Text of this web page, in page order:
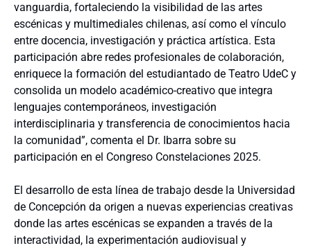
vanguardia, fortaleciendo la visibilidad de las artes
escénicas y multimediales chilenas, así como el vínculo
entre docencia, investigación y práctica artística. Esta
participación abre redes profesionales de colaboración,
enriquece la formación del estudiantado de Teatro UdeC y
consolida un modelo académico-creativo que integra
lenguajes contemporáneos, investigación
interdisciplinaria y transferencia de conocimientos hacia
la comunidad”, comenta el Dr. Ibarra sobre su
participación en el Congreso Constelaciones 2025.
El desarrollo de esta línea de trabajo desde la Universidad
de Concepción da origen a nuevas experiencias creativas
donde las artes escénicas se expanden a través de la
interactividad, la experimentación audiovisual y